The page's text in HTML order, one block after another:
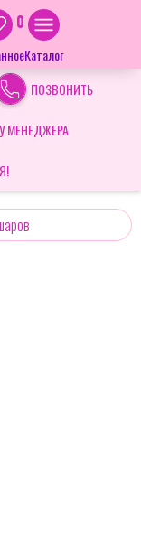
0
Каталог
ПОЗВОНИТЬ
МЕНЕДЖЕРА